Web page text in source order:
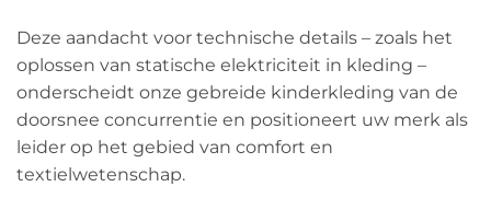
Deze aandacht voor technische details – zoals het
oplossen van statische elektriciteit in kleding –
onderscheidt onze gebreide kinderkleding van de
doorsnee concurrentie en positioneert uw merk als
leider op het gebied van comfort en
textielwetenschap.